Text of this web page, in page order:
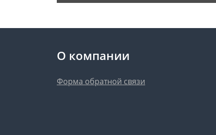
О компании
Форма обратной связи